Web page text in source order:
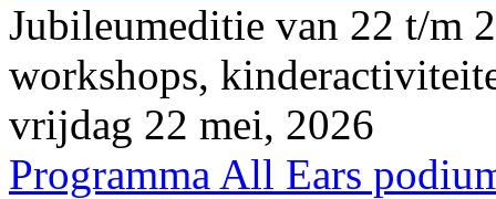
Jubileumeditie van 22 t/m
workshops,
vrijdag 22 mei, 2026
Programma All Ears